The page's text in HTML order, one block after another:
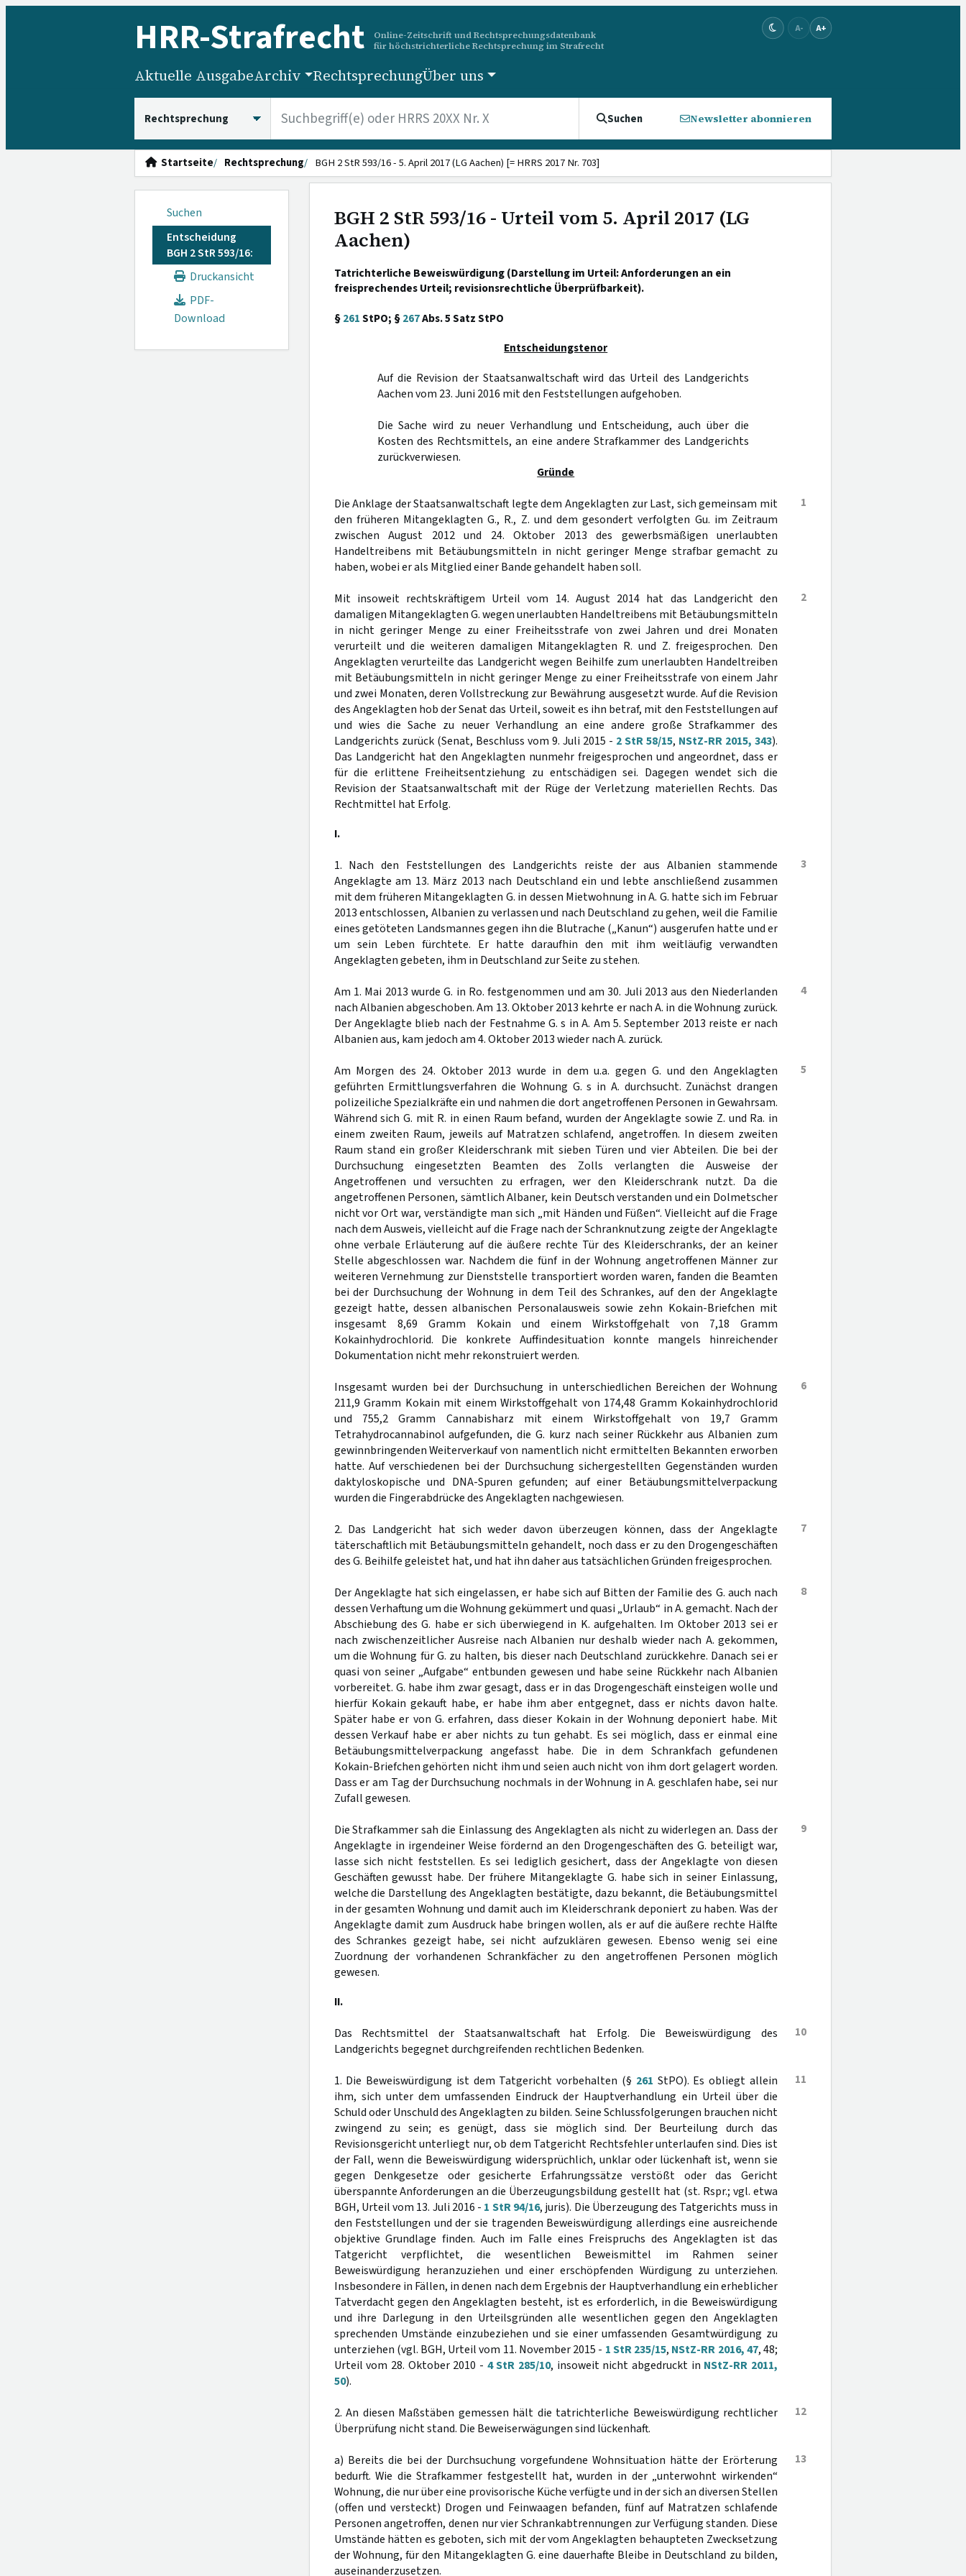
HRR-Strafrecht
Online-Zeitschrift und Rechtsprechungsdatenbank
für höchstrichterliche Rechtsprechung im Strafrecht
A- A+
Aktuelle AusgabeArchiv RechtsprechungÜber uns
Suchen Newsletter abonnieren
Startseite Rechtsprechung BGH 2 StR 593/16 - 5. April 2017 (LG Aachen) [= HRRS 2017 Nr. 703]
Suchen
Entscheidung
BGH 2 StR 593/16:
Druckansicht
PDF-
Download
BGH 2 StR 593/16 - Urteil vom 5. April 2017 (LG
Aachen)
Tatrichterliche Beweiswürdigung (Darstellung im Urteil: Anforderungen an ein
freisprechendes Urteil; revisionsrechtliche Überprüfbarkeit).
§261StPO; §267Abs. 5 Satz StPO
Entscheidungstenor
Auf die Revision der Staatsanwaltschaft wird das Urteil des Landgerichts
Aachen vom 23. Juni 2016 mit den Feststellungen aufgehoben.
Die Sache wird zu neuer Verhandlung und Entscheidung, auch über die
Kosten des Rechtsmittels, an eine andere Strafkammer des Landgerichts
zurückverwiesen.
Gründe
1
Die Anklage der Staatsanwaltschaft legte dem Angeklagten zur Last, sich gemeinsam mit
den früheren Mitangeklagten G., R., Z. und dem gesondert verfolgten Gu. im Zeitraum
zwischen August 2012 und 24. Oktober 2013 des gewerbsmäßigen unerlaubten
Handeltreibens mit Betäubungsmitteln in nicht geringer Menge strafbar gemacht zu
haben, wobei er als Mitglied einer Bande gehandelt haben soll.
2
Mit insoweit rechtskräftigem Urteil vom 14. August 2014 hat das Landgericht den
damaligen Mitangeklagten G. wegen unerlaubten Handeltreibens mit Betäubungsmitteln
in nicht geringer Menge zu einer Freiheitsstrafe von zwei Jahren und drei Monaten
verurteilt und die weiteren damaligen Mitangeklagten R. und Z. freigesprochen. Den
Angeklagten verurteilte das Landgericht wegen Beihilfe zum unerlaubten Handeltreiben
mit Betäubungsmitteln in nicht geringer Menge zu einer Freiheitsstrafe von einem Jahr
und zwei Monaten, deren Vollstreckung zur Bewährung ausgesetzt wurde. Auf die Revision
des Angeklagten hob der Senat das Urteil, soweit es ihn betraf, mit den Feststellungen auf
und wies die Sache zu neuer Verhandlung an eine andere große Strafkammer des
Landgerichts zurück (Senat, Beschluss vom 9. Juli 2015 - 2 StR 58/15, NStZ-RR 2015, 343).
Das Landgericht hat den Angeklagten nunmehr freigesprochen und angeordnet, dass er
für die erlittene Freiheitsentziehung zu entschädigen sei. Dagegen wendet sich die
Revision der Staatsanwaltschaft mit der Rüge der Verletzung materiellen Rechts. Das
Rechtmittel hat Erfolg.
I.
3
1. Nach den Feststellungen des Landgerichts reiste der aus Albanien stammende
Angeklagte am 13. März 2013 nach Deutschland ein und lebte anschließend zusammen
mit dem früheren Mitangeklagten G. in dessen Mietwohnung in A. G. hatte sich im Februar
2013 entschlossen, Albanien zu verlassen und nach Deutschland zu gehen, weil die Familie
eines getöteten Landsmannes gegen ihn die Blutrache („Kanun“) ausgerufen hatte und er
um sein Leben fürchtete. Er hatte daraufhin den mit ihm weitläufig verwandten
Angeklagten gebeten, ihm in Deutschland zur Seite zu stehen.
4
Am 1. Mai 2013 wurde G. in Ro. festgenommen und am 30. Juli 2013 aus den Niederlanden
nach Albanien abgeschoben. Am 13. Oktober 2013 kehrte er nach A. in die Wohnung zurück.
Der Angeklagte blieb nach der Festnahme G. s in A. Am 5. September 2013 reiste er nach
Albanien aus, kam jedoch am 4. Oktober 2013 wieder nach A. zurück.
5
Am Morgen des 24. Oktober 2013 wurde in dem u.a. gegen G. und den Angeklagten
geführten Ermittlungsverfahren die Wohnung G. s in A. durchsucht. Zunächst drangen
polizeiliche Spezialkräfte ein und nahmen die dort angetroffenen Personen in Gewahrsam.
Während sich G. mit R. in einen Raum befand, wurden der Angeklagte sowie Z. und Ra. in
einem zweiten Raum, jeweils auf Matratzen schlafend, angetroffen. In diesem zweiten
Raum stand ein großer Kleiderschrank mit sieben Türen und vier Abteilen. Die bei der
Durchsuchung eingesetzten Beamten des Zolls verlangten die Ausweise der
Angetroffenen und versuchten zu erfragen, wer den Kleiderschrank nutzt. Da die
angetroffenen Personen, sämtlich Albaner, kein Deutsch verstanden und ein Dolmetscher
nicht vor Ort war, verständigte man sich „mit Händen und Füßen“. Vielleicht auf die Frage
nach dem Ausweis, vielleicht auf die Frage nach der Schranknutzung zeigte der Angeklagte
ohne verbale Erläuterung auf die äußere rechte Tür des Kleiderschranks, der an keiner
Stelle abgeschlossen war. Nachdem die fünf in der Wohnung angetroffenen Männer zur
weiteren Vernehmung zur Dienststelle transportiert worden waren, fanden die Beamten
bei der Durchsuchung der Wohnung in dem Teil des Schrankes, auf den der Angeklagte
gezeigt hatte, dessen albanischen Personalausweis sowie zehn Kokain-Briefchen mit
insgesamt 8,69 Gramm Kokain und einem Wirkstoffgehalt von 7,18 Gramm
Kokainhydrochlorid. Die konkrete Auffindesituation konnte mangels hinreichender
Dokumentation nicht mehr rekonstruiert werden.
6
Insgesamt wurden bei der Durchsuchung in unterschiedlichen Bereichen der Wohnung
211,9 Gramm Kokain mit einem Wirkstoffgehalt von 174,48 Gramm Kokainhydrochlorid
und 755,2 Gramm Cannabisharz mit einem Wirkstoffgehalt von 19,7 Gramm
Tetrahydrocannabinol aufgefunden, die G. kurz nach seiner Rückkehr aus Albanien zum
gewinnbringenden Weiterverkauf von namentlich nicht ermittelten Bekannten erworben
hatte. Auf verschiedenen bei der Durchsuchung sichergestellten Gegenständen wurden
daktyloskopische und DNA-Spuren gefunden; auf einer Betäubungsmittelverpackung
wurden die Fingerabdrücke des Angeklagten nachgewiesen.
7
2. Das Landgericht hat sich weder davon überzeugen können, dass der Angeklagte
täterschaftlich mit Betäubungsmitteln gehandelt, noch dass er zu den Drogengeschäften
des G. Beihilfe geleistet hat, und hat ihn daher aus tatsächlichen Gründen freigesprochen.
8
Der Angeklagte hat sich eingelassen, er habe sich auf Bitten der Familie des G. auch nach
dessen Verhaftung um die Wohnung gekümmert und quasi „Urlaub“ in A. gemacht. Nach der
Abschiebung des G. habe er sich überwiegend in K. aufgehalten. Im Oktober 2013 sei er
nach zwischenzeitlicher Ausreise nach Albanien nur deshalb wieder nach A. gekommen,
um die Wohnung für G. zu halten, bis dieser nach Deutschland zurückkehre. Danach sei er
quasi von seiner „Aufgabe“ entbunden gewesen und habe seine Rückkehr nach Albanien
vorbereitet. G. habe ihm zwar gesagt, dass er in das Drogengeschäft einsteigen wolle und
hierfür Kokain gekauft habe, er habe ihm aber entgegnet, dass er nichts davon halte.
Später habe er von G. erfahren, dass dieser Kokain in der Wohnung deponiert habe. Mit
dessen Verkauf habe er aber nichts zu tun gehabt. Es sei möglich, dass er einmal eine
Betäubungsmittelverpackung angefasst habe. Die in dem Schrankfach gefundenen
Kokain-Briefchen gehörten nicht ihm und seien auch nicht von ihm dort gelagert worden.
Dass er am Tag der Durchsuchung nochmals in der Wohnung in A. geschlafen habe, sei nur
Zufall gewesen.
9
Die Strafkammer sah die Einlassung des Angeklagten als nicht zu widerlegen an. Dass der
Angeklagte in irgendeiner Weise fördernd an den Drogengeschäften des G. beteiligt war,
lasse sich nicht feststellen. Es sei lediglich gesichert, dass der Angeklagte von diesen
Geschäften gewusst habe. Der frühere Mitangeklagte G. habe sich in seiner Einlassung,
welche die Darstellung des Angeklagten bestätigte, dazu bekannt, die Betäubungsmittel
in der gesamten Wohnung und damit auch im Kleiderschrank deponiert zu haben. Was der
Angeklagte damit zum Ausdruck habe bringen wollen, als er auf die äußere rechte Hälfte
des Schrankes gezeigt habe, sei nicht aufzuklären gewesen. Ebenso wenig sei eine
Zuordnung der vorhandenen Schrankfächer zu den angetroffenen Personen möglich
gewesen.
II.
10
Das Rechtsmittel der Staatsanwaltschaft hat Erfolg. Die Beweiswürdigung des
Landgerichts begegnet durchgreifenden rechtlichen Bedenken.
11
1. Die Beweiswürdigung ist dem Tatgericht vorbehalten (§ 261 StPO). Es obliegt allein
ihm, sich unter dem umfassenden Eindruck der Hauptverhandlung ein Urteil über die
Schuld oder Unschuld des Angeklagten zu bilden. Seine Schlussfolgerungen brauchen nicht
zwingend zu sein; es genügt, dass sie möglich sind. Der Beurteilung durch das
Revisionsgericht unterliegt nur, ob dem Tatgericht Rechtsfehler unterlaufen sind. Dies ist
der Fall, wenn die Beweiswürdigung widersprüchlich, unklar oder lückenhaft ist, wenn sie
gegen Denkgesetze oder gesicherte Erfahrungssätze verstößt oder das Gericht
überspannte Anforderungen an die Überzeugungsbildung gestellt hat (st. Rspr.; vgl. etwa
BGH, Urteil vom 13. Juli 2016 - 1 StR 94/16, juris). Die Überzeugung des Tatgerichts muss in
den Feststellungen und der sie tragenden Beweiswürdigung allerdings eine ausreichende
objektive Grundlage finden. Auch im Falle eines Freispruchs des Angeklagten ist das
Tatgericht verpflichtet, die wesentlichen Beweismittel im Rahmen seiner
Beweiswürdigung heranzuziehen und einer erschöpfenden Würdigung zu unterziehen.
Insbesondere in Fällen, in denen nach dem Ergebnis der Hauptverhandlung ein erheblicher
Tatverdacht gegen den Angeklagten besteht, ist es erforderlich, in die Beweiswürdigung
und ihre Darlegung in den Urteilsgründen alle wesentlichen gegen den Angeklagten
sprechenden Umstände einzubeziehen und sie einer umfassenden Gesamtwürdigung zu
unterziehen (vgl. BGH, Urteil vom 11. November 2015 - 1 StR 235/15, NStZ-RR 2016, 47, 48;
Urteil vom 28. Oktober 2010 - 4 StR 285/10, insoweit nicht abgedruckt in NStZ-RR 2011,
50).
12
2. An diesen Maßstäben gemessen hält die tatrichterliche Beweiswürdigung rechtlicher
Überprüfung nicht stand. Die Beweiserwägungen sind lückenhaft.
13
a) Bereits die bei der Durchsuchung vorgefundene Wohnsituation hätte der Erörterung
bedurft. Wie die Strafkammer festgestellt hat, wurden in der „unterwohnt wirkenden“
Wohnung, die nur über eine provisorische Küche verfügte und in der sich an diversen Stellen
(offen und versteckt) Drogen und Feinwaagen befanden, fünf auf Matratzen schlafende
Personen angetroffen, denen nur vier Schrankabtrennungen zur Verfügung standen. Diese
Umstände hätten es geboten, sich mit der vom Angeklagten behaupteten Zwecksetzung
der Wohnung, für den Mitangeklagten G. eine dauerhafte Bleibe in Deutschland zu bilden,
auseinanderzusetzen.